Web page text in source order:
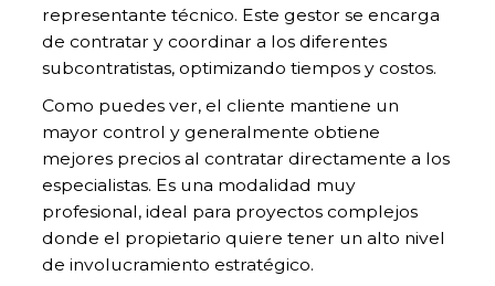
representante técnico. Este gestor se encarga
de contratar y coordinar a los diferentes
subcontratistas, optimizando tiempos y costos.
Como puedes ver, el cliente mantiene un
mayor control y generalmente obtiene
mejores precios al contratar directamente a los
especialistas. Es una modalidad muy
profesional, ideal para proyectos complejos
donde el propietario quiere tener un alto nivel
de involucramiento estratégico.